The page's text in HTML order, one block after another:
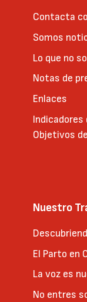
Contacta
Somos
Lo que no
Notas de
Enlaces
Objetivos
Nuestro
El Parto en
La voz es
No entres